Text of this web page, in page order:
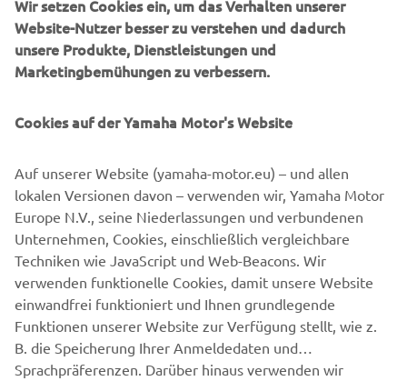
Während der Untersuchung hört der
Untersuchungsausschuss Zeugen an, sammelt und prüft
neue Beweise und kommt zu seinen Ergebnissen.
ABSCHLUSS DES FALLES
Auf der Grundlage der Untersuchungsergebnisse wird
Yamaha Motor Europe geeignete Maßnahmen ergreifen,
um jegliches Fehlverhalten oder Missstände zu
beseitigen. Die meldende Person wird gemäß den
örtlichen gesetzlichen Bestimmungen über das Ergebnis
der Untersuchung informiert, und es werden
gegebenenfalls geeignete Maßnahmen ergriffen.
Wir setzen Cookies ein, um das Verhalten unserer
Website-Nutzer besser zu verstehen und dadurch
unsere Produkte, Dienstleistungen und
Marketingbemühungen zu verbessern.
Cookies auf der Yamaha Motor's Website
Auf unserer Website (yamaha-motor.eu) – und allen
lokalen Versionen davon – verwenden wir, Yamaha Motor
Europe N.V., seine Niederlassungen und verbundenen
Unternehmen, Cookies, einschließlich vergleichbare
Techniken wie JavaScript und Web-Beacons. Wir
verwenden funktionelle Cookies, damit unsere Website
einwandfrei funktioniert und Ihnen grundlegende
Funktionen unserer Website zur Verfügung stellt, wie z.
B. die Speicherung Ihrer Anmeldedaten und
Sprachpräferenzen. Darüber hinaus verwenden wir